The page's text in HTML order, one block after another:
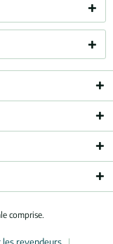
comprise.